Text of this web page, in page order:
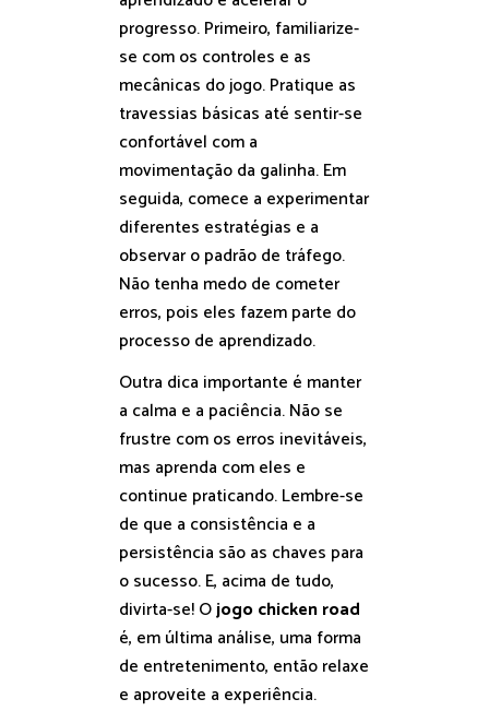
progresso. Primeiro, familiarize-
se com os controles e as
mecânicas do jogo. Pratique as
travessias básicas até sentir-se
confortável com a
movimentação da galinha. Em
seguida, comece a experimentar
diferentes estratégias e a
observar o padrão de tráfego.
Não tenha medo de cometer
erros, pois eles fazem parte do
processo de aprendizado.
Outra dica importante é manter
a calma e a paciência. Não se
frustre com os erros inevitáveis,
mas aprenda com eles e
continue praticando. Lembre-se
de que a consistência e a
persistência são as chaves para
o sucesso. E, acima de tudo,
divirta-se! Ojogo chicken road
é, em última análise, uma forma
de entretenimento, então relaxe
e aproveite a experiência.